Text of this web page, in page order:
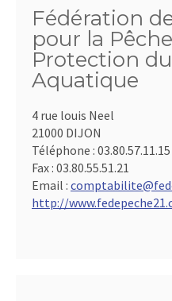
Fédération
pour la
Protection
Aquatique
4 rue louis Neel
21000 DIJON
Téléphone : 03.80.57.11.15
Fax : 03.80.55.51.21
Email :
http://